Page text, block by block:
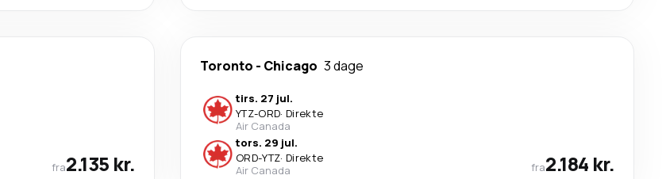
fra2.135 kr.
Toronto - Chicago 3 dage
tirs. 27 jul.
YTZ-ORD· Direkte
Air Canada
tors. 29 jul.
ORD-YTZ· Direkte
Air Canada
fra2.184 kr.